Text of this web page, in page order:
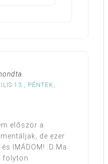
13., PÉNTEK,
először a
de ezer
IMÁDOM! :D Ma
folyton